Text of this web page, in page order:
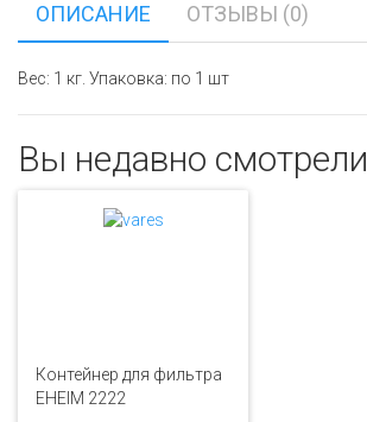
ОПИСАНИЕ ОТЗЫВЫ (0)
Вес: 1 кг. Упаковка: по 1 шт
Вы недавно смотрели
Контейнер для фильтра
EHEIM 2222